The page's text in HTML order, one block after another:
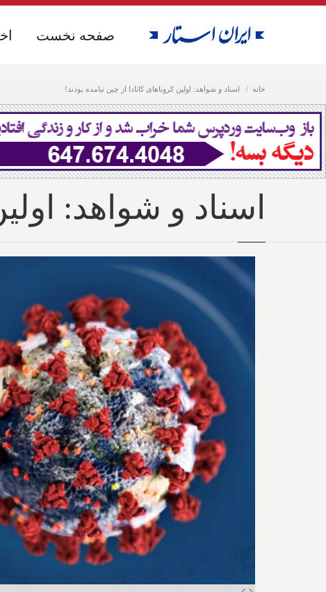
خانه اسناد و شواهد: اولین کروناهای کانادا از چین نیامده بودند!
صفحه نخست
صفحه نخست
اسناد و شواهد: